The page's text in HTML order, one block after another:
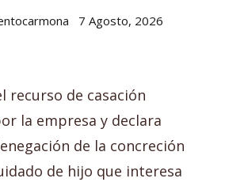
7 Agosto, 2026
recurso de casación
la empresa y declara
de la concreción
de hijo que interesa